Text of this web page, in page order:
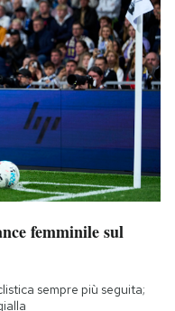
femminile sul
sempre più seguita;